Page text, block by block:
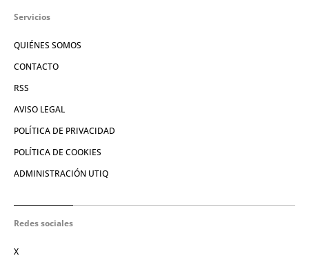
Servicios
QUIÉNES SOMOS
CONTACTO
RSS
AVISO LEGAL
POLÍTICA DE PRIVACIDAD
POLÍTICA DE COOKIES
ADMINISTRACIÓN UTIQ
Redes sociales
X